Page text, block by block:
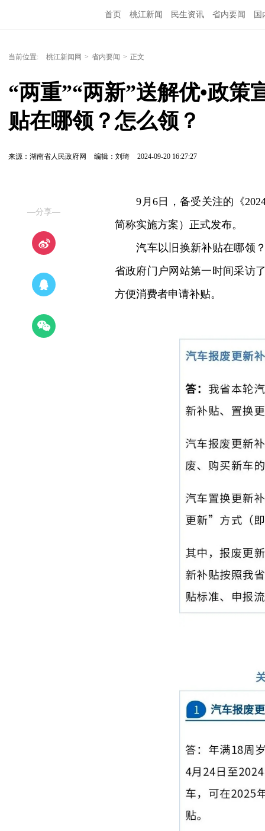
首页 桃江新闻 民生资讯 省内要闻 国
当前位置: 桃江新闻网 > 省内要闻 > 正文
“两重”“两新”送解优•政策
贴在哪领？怎么领？
来源：湖南省人民政府网 编辑：刘琦 2024-09-20 16:27:27
—分享—
9月6日，备受关注的《2024
简称实施方案）正式发布。
汽车以旧换新补贴在哪领？
省政府门户网站第一时间采访
方便消费者申请补贴。